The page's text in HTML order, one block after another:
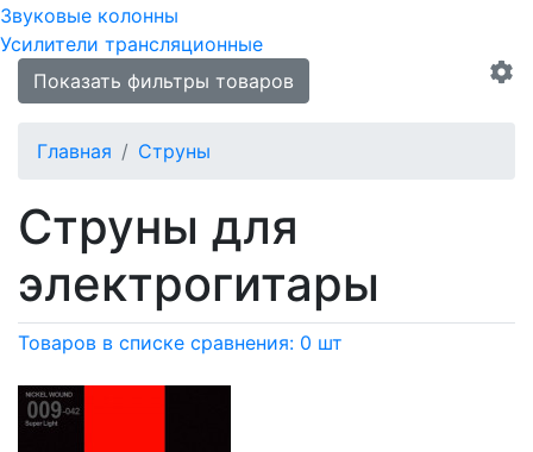
Звуковые колонны
Усилители трансляционные
Показать фильтры товаров
Главная Струны
Струны для
электрогитары
Товаров в списке сравнения: 0 шт